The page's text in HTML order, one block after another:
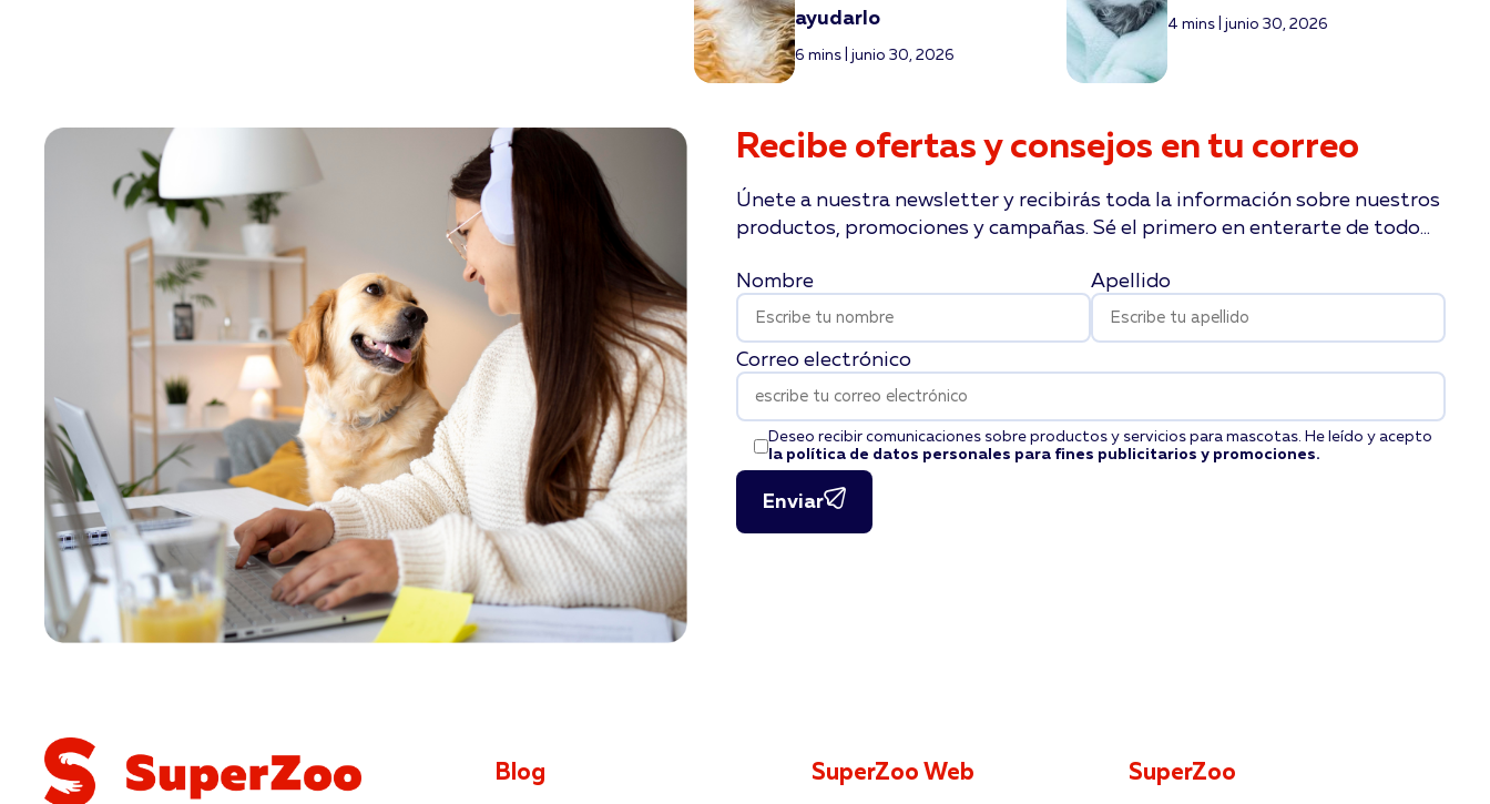
ayudarlo
6 mins | junio 30, 2026
4 mins | junio 30, 2026
Recibe ofertas y consejos en tu correo
Únete a nuestra newsletter y recibirás toda la información sobre nuestros
productos, promociones y campañas. Sé el primero en enterarte de todo...
Nombre Apellido
Correo electrónico
Deseo recibir comunicaciones sobre productos y servicios para mascotas. He leído y acepto
la política de datos personales para fines publicitarios y promociones.
Enviar
Blog SuperZoo Web SuperZoo